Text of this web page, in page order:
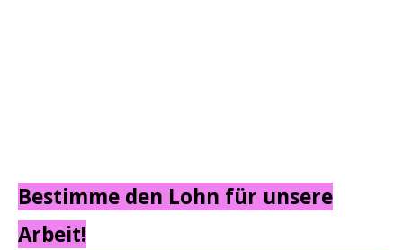
Bestimme den Lohn für unsere
Arbeit!